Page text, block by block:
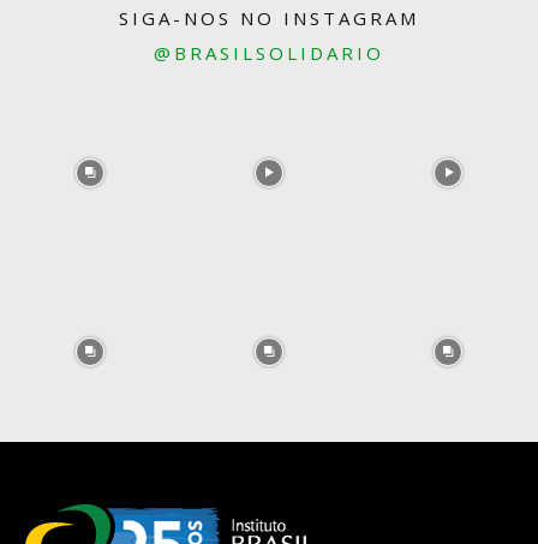
SIGA-NOS NO INSTAGRAM
@BRASILSOLIDARIO